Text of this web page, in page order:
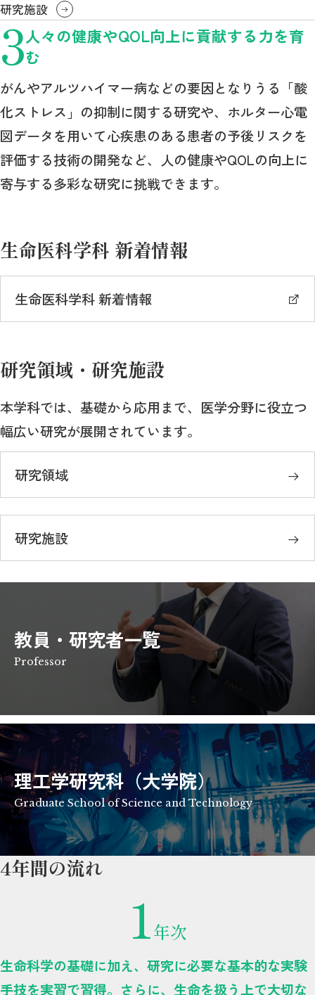
研究施設
3人々の健康やQOL向上に貢献する力を育
む
がんやアルツハイマー病などの要因となりうる「酸
化ストレス」の抑制に関する研究や、ホルター心電
図データを用いて心疾患のある患者の予後リスクを
評価する技術の開発など、人の健康やQOLの向上に
寄与する多彩な研究に挑戦できます。
生命医科学科 新着情報
生命医科学科 新着情報
研究領域・研究施設
本学科では、基礎から応用まで、医学分野に役立つ
幅広い研究が展開されています。
研究領域
研究施設
教員・研究者一覧
Professor
理工学研究科（大学院）
Graduate School of Science and Technology
4年間の流れ
1年次
生命科学の基礎に加え、研究に必要な基本的な実験
手技を実習で習得。さらに、生命を扱う上で大切な